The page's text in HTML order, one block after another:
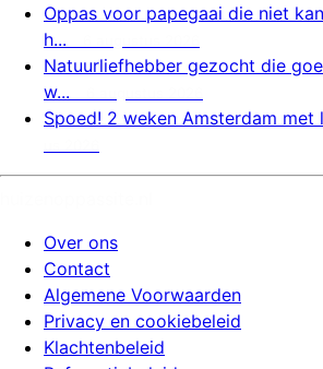
Oppas voor papegaai die niet
h...
Natuurliefhebber gezocht die
w...
Spoed! 2 weken Amsterdam met
Over ons
Contact
Algemene Voorwaarden
Privacy en cookiebeleid
Klachtenbeleid